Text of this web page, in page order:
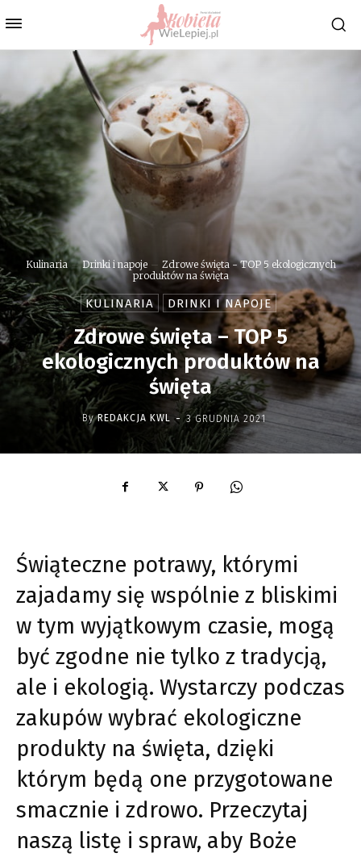
Kulinaria Drinki i napoje
Zdrowe święta - TOP 5 ekologicznych
produktów na święta
KULINARIA DRINKI I NAPOJE
Zdrowe święta – TOP 5
ekologicznych produktów na
święta
By REDAKCJA KWL - 3 GRUDNIA 2021
Świąteczne potrawy, którymi
zajadamy się wspólnie z bliskimi
w tym wyjątkowym czasie, mogą
być zgodne nie tylko z tradycją,
ale i ekologią. Wystarczy podczas
zakupów wybrać ekologiczne
produkty na święta, dzięki
którym będą one przygotowane
smacznie i zdrowo. Przeczytaj
naszą listę i spraw, aby Boże